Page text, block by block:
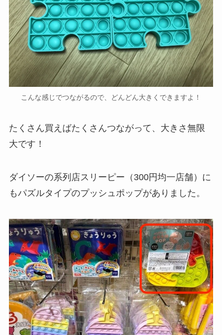
こんな感じでつながるので、どんどん大きくできますよ！
たくさん買えばたくさんつながって、大きさ無限
大です！
ダイソーの系列店スリーピー（300円均一店舗）に
もパズルタイプのプッシュポップがありました。